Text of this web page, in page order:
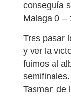
conseguía
Malaga 0 –
Tras pasar
y ver la
fuimos al
Tasman de